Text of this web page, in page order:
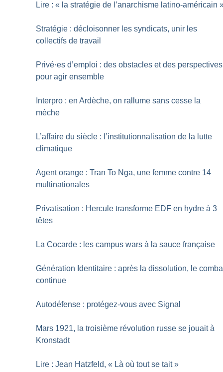
Lire : « la stratégie de l’anarchisme latino-américain
Stratégie : décloisonner les syndicats, unir les
collectifs de travail
Privé·es d’emploi : des obstacles et des perspectives
pour agir ensemble
Interpro : en Ardèche, on rallume sans cesse la
mèche
L’affaire du siècle : l’institutionnalisation de la lutte
climatique
Agent orange : Tran To Nga, une femme contre 14
multinationales
Privatisation : Hercule transforme EDF en hydre à 3
têtes
La Cocarde : les campus wars à la sauce française
Génération Identitaire : après la dissolution, le
continue
Autodéfense : protégez-vous avec Signal
Mars 1921, la troisième révolution russe se jouait à
Kronstadt
Lire : Jean Hatzfeld, « Là où tout se tait »